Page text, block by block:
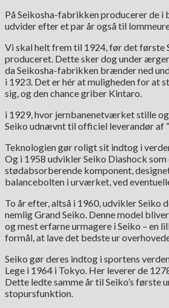
På Seikosha-fabrikken producerer de i
udvider efter et par år også til
Vi skal helt frem til 1924, før det
produceret. Dette sker dog under
da Seikosha-fabrikken brænder ned
i 1923. Det er hér at muligheden for at
sig, og den chance griber Kintaro.
i 1929, hvor jernbanenetværket stille
Seiko udnævnt til officiel leverandør af
Teknologien gør roligt sit indtog i
Og i 1958 udvikler Seiko Diashock som
stødabsorberende komponent,
balancebolten i urværket, ved
To år efter, altså i 1960, udvikler Seiko
nemlig Grand Seiko. Denne model
og mest erfarne urmagere i Seiko – en
formål, at lave det bedste ur
Seiko gør deres indtog i sportens
Lege i 1964 i Tokyo. Her leverer de
Dette ledte samme år til Seiko’s første
stopursfunktion.